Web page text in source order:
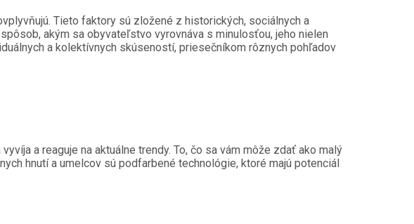
Tieto faktory sú zložené z historických, sociálnych a
akým sa obyvateľstvo vyrovnáva s minulosťou, jeho nielen
a kolektívnych skúseností, priesečníkom rôznych pohľadov
a reaguje na aktuálne trendy. To, čo sa vám môže zdať ako malý
hnutí a umelcov sú podfarbené technológie, ktoré majú potenciál